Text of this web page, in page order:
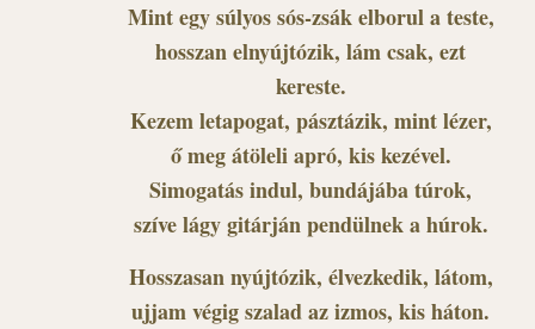
Mint egy súlyos sós-zsák elborul a teste,
hosszan elnyújtózik, lám csak, ezt
kereste.
Kezem letapogat, pásztázik, mint lézer,
ő meg átöleli apró, kis kezével.
Simogatás indul, bundájába túrok,
szíve lágy gitárján pendülnek a húrok.
Hosszasan nyújtózik, élvezkedik, látom,
ujjam végig szalad az izmos, kis háton.